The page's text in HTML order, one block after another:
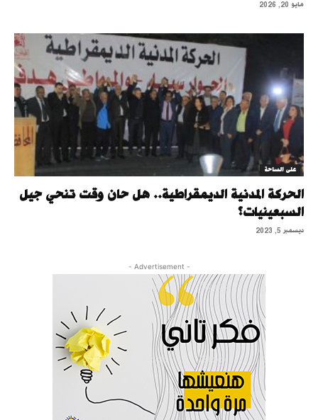
مايو 20, 2026
على الساحة
الحركة المدنية الديمقراطية.. هل حان وقت تنحي جيل
السبعينيات؟
ديسمبر 5, 2023
- Advertisement -